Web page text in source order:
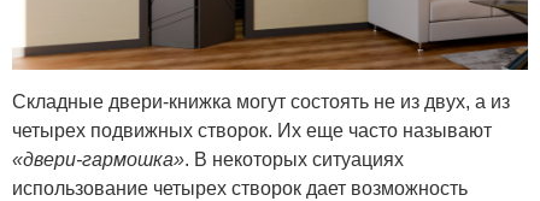
Складные двери-книжка могут состоять не из двух, а из
четырех подвижных створок. Их еще часто называют
«двери-гармошка». В некоторых ситуациях
использование четырех створок дает возможность